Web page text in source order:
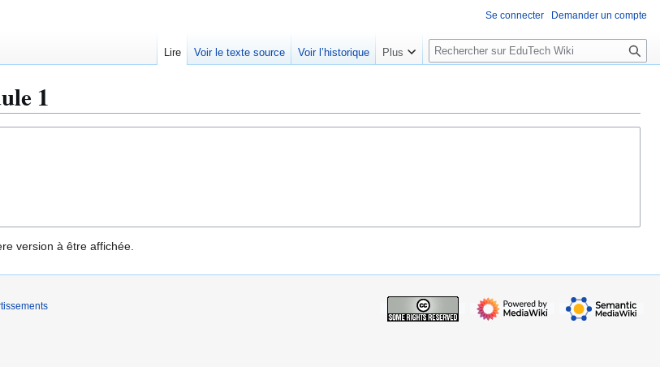
1
version à être affichée.
Se connecter Demander un compte
Lire Voir le texte source Voir l’historique Plus
R
e
e